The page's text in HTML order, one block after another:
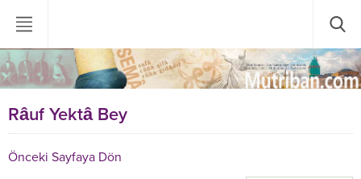
Râuf Yektâ Bey
Önceki Sayfaya Dön